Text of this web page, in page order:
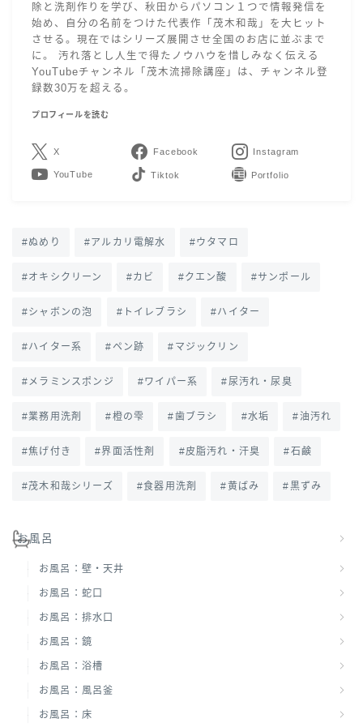
除と洗剤作りを学び、秋田からパソコン１つで情報発信を
始め、自分の名前をつけた代表作「茂木和哉」を大ヒット
させる。現在ではシリーズ展開させ全国のお店に並ぶまで
に。 汚れ落とし人生で得たノウハウを惜しみなく伝える
YouTubeチャンネル「茂木流掃除講座」は、チャンネル登
録数30万を超える。
プロフィールを読む
X Facebook Instagram
YouTube LINE Contact
ぬめり アルカリ電解水 ウタマロ
オキシクリーン カビ クエン酸 サンポール
シャボンの泡 トイレブラシ ハイター
ハイター系 ペン跡 マジックリン
メラミンスポンジ ワイパー系 尿汚れ・尿臭
業務用洗剤 橙の雫 歯ブラシ 水垢 油汚れ
焦げ付き 界面活性剤 皮脂汚れ・汗臭 石鹸
茂木和哉シリーズ 食器用洗剤 黄ばみ 黒ずみ
お風呂
お風呂：壁・天井
お風呂：蛇口
お風呂：排水口
お風呂：鏡
お風呂：浴槽
お風呂：風呂釜
お風呂：床